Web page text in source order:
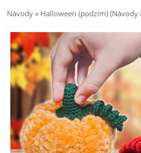
Návody » Halloween (podzim) (Návody